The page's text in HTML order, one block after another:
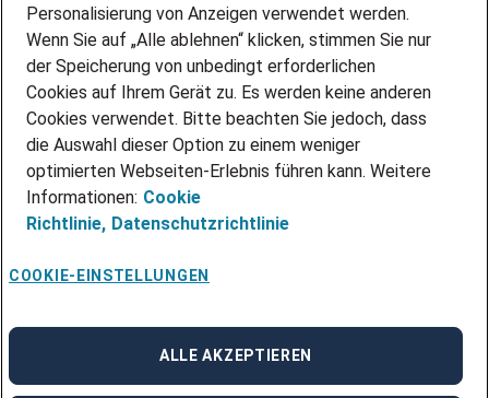
STANDORTE
BLOG
PRESSE
KONTAKT
@Adecco 2026
IMPRESSUM
DATENSCHUTZ
NUTZUNGSBEDINGUNGEN
COOKIE-RICHTLINIEN
BESCHWERDESTELLE
linkedinFacebook
Instagram
Personalisierung von Anzeigen verwendet werden.
Wenn Sie auf „Alle ablehnen“ klicken, stimmen Sie nur
der Speicherung von unbedingt erforderlichen
Cookies auf Ihrem Gerät zu. Es werden keine anderen
Cookies verwendet. Bitte beachten Sie jedoch, dass
die Auswahl dieser Option zu einem weniger
optimierten Webseiten-Erlebnis führen kann. Weitere
Informationen: Cookie
Richtlinie, Datenschutzrichtlinie
COOKIE-EINSTELLUNGEN
ALLE AKZEPTIEREN